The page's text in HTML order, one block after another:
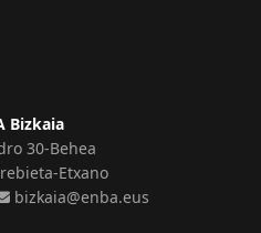
Bizkaia
30-Behea
Etxano
bizkaia@enba.eus